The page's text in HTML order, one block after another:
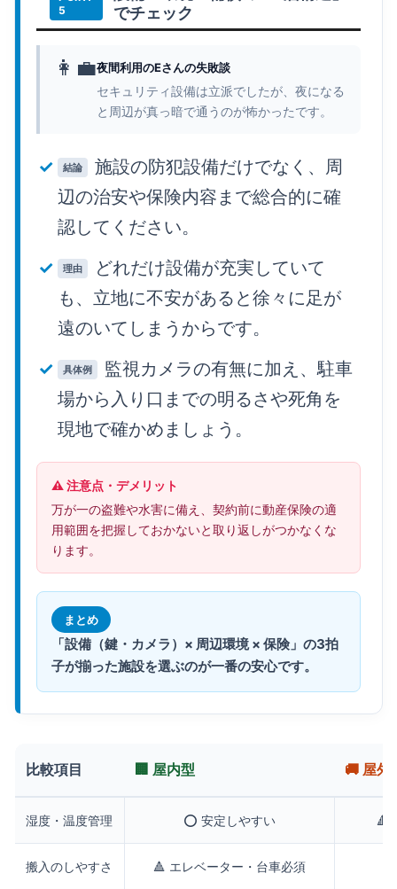
でチェック
👩‍💼夜間利用のEさんの失敗談
セキュリティ設備は立派でしたが、夜になる
と周辺が真っ暗で通うのが怖かったです。
結論
施設の防犯設備だけでなく、周
辺の治安や保険内容まで総合的に確
認してください。
理由
どれだけ設備が充実していて
も、立地に不安があると徐々に足が
遠のいてしまうからです。
具体例
監視カメラの有無に加え、駐車
場から入り口までの明るさや死角を
現地で確かめましょう。
⚠️ 注意点・デメリット
万が一の盗難や水害に備え、契約前に動産保険の適
用範囲を把握しておかないと取り返しがつかなくな
ります。
まとめ
「設備（鍵・カメラ）× 周辺環境 × 保険」の3拍
子が揃った施設を選ぶのが一番の安心です。
比較項目 🏢 屋内型 🚚 屋外
湿度・温度管理 ⭕️ 安定しやすい 🔺
搬入のしやすさ 🔺 エレベーター・台車必須